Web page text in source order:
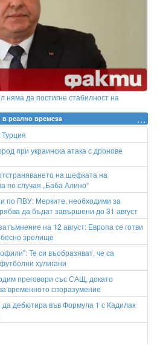
няма да постигне стабилност на
реално времеss
при украинска атака с дронове
на шефката на
по случая „Баба Алино“
по ПВУ: Мерките, необходими за
да бъдат завършени до 31 август
на 12 август: Европа се готви
зрелище
Те си въобразяват, че са
хулигани
преговори със САЩ, докато
временното споразумение
дебютира във Формула 1 с Кадилак